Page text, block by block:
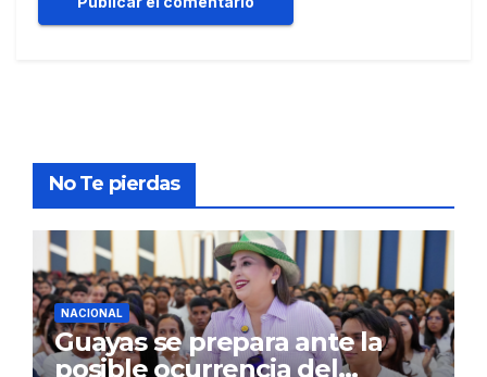
No Te pierdas
NACIONAL
Guayas se prepara ante la
posible ocurrencia del